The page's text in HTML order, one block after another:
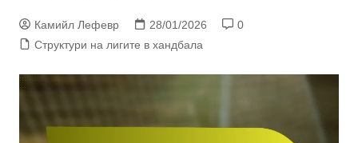
Камийл Лефевр 28/01/2026
0
Структури на лигите в хандбала